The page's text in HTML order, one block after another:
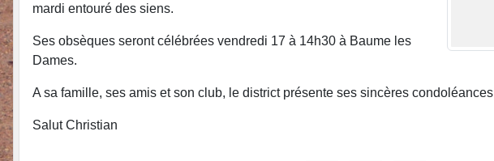
mardi entouré des siens.
Ses obsèques seront célébrées vendredi 17 à 14h30 à Baume les
Dames.
A sa famille, ses amis et son club, le district présente ses sincères condoléances
Salut Christian